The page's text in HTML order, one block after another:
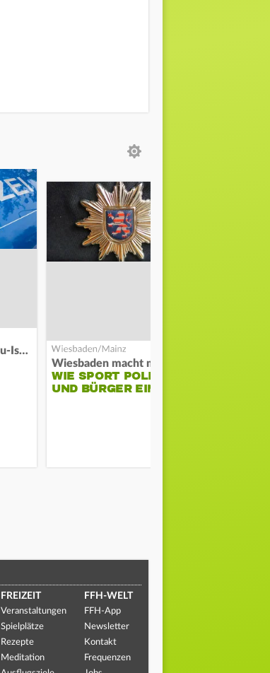
Auf Spielplatz in Neu-Isenburg
Wiesbaden macht mobil
WIE SPORT POLIZEI
UND BÜRGER EINT
FREIZEIT
Veranstaltungen
Spielplätze
Rezepte
Meditation
FFH-WELT
FFH-App
Newsletter
Kontakt
Frequenzen